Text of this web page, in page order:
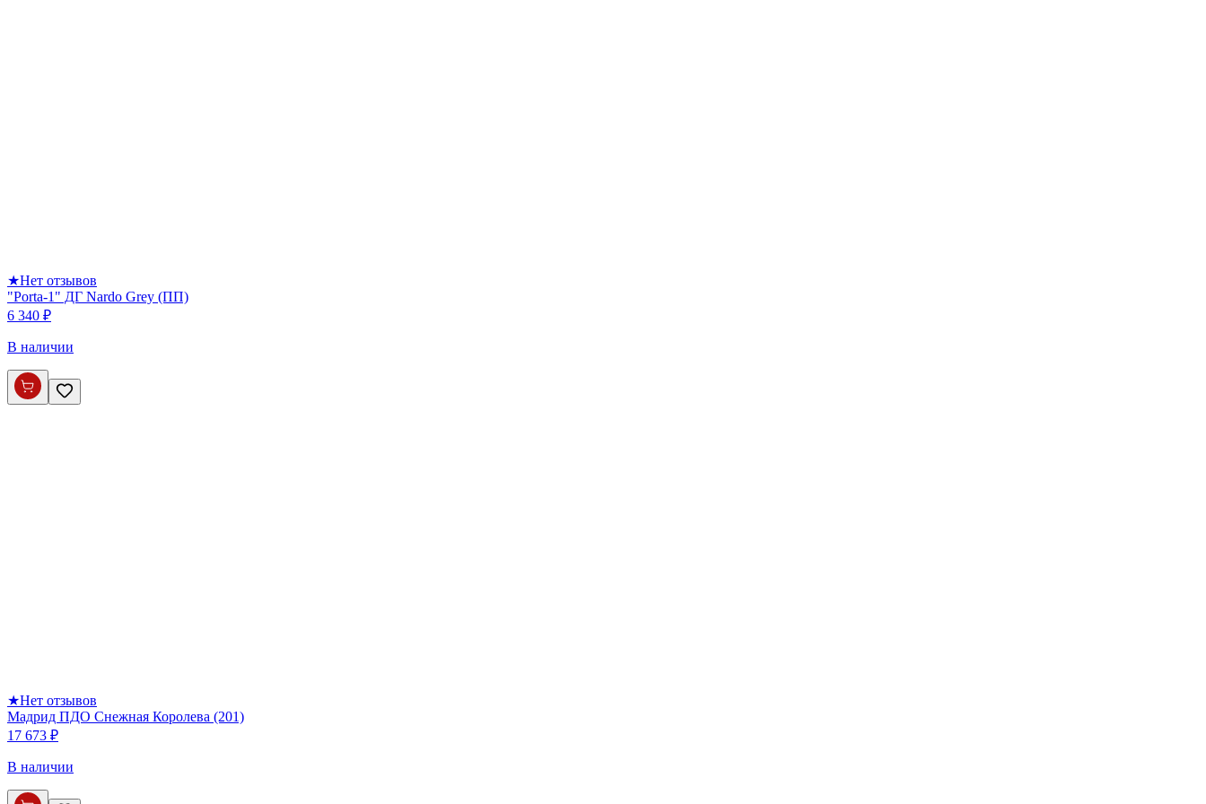
★Нет отзывов
"Porta-1" ДГ Nardo Grey (ПП)
6 340 ₽
В наличии
★Нет отзывов
Мадрид ПДО Снежная Королева (201)
17 673 ₽
В наличии